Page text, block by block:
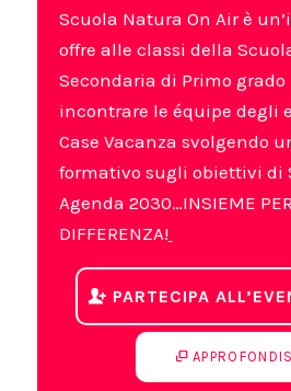
Scuola Natura On Air è
offre alle classi della
Secondaria di Primo
incontrare le équipe degli
Case Vacanza svolgendo
formativo sugli obiettivi di
Agenda 2030…INSIEME PER
DIFFERENZA!
PARTECIPA